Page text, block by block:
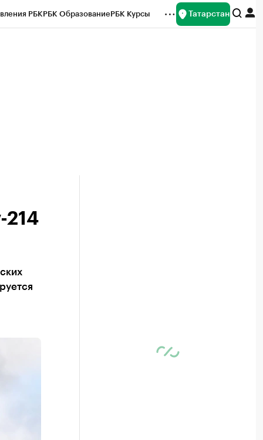
РБКРБК ОбразованиеРБК Курсы Татарстан
214